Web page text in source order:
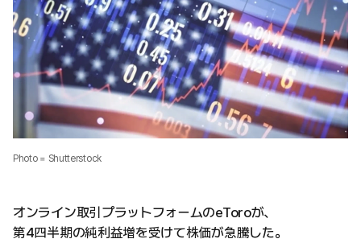
Photo = Shutterstock
オンライン取引プラットフォームのeToroが、
第4四半期の純利益増を受けて株価が急騰した。